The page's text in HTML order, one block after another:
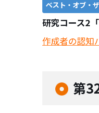
ベスト・オブ・
研究コース2
作成者の認知
第